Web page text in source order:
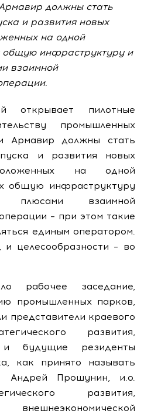
должны стать
и развития новых
на одной
общую инфраструктуру и
взаимной
открывает пилотные
промышленных
Армавир должны стать
и развития новых
на одной
общую инфраструктуру
плюсами взаимной
– при этом такие
единым оператором.
целесообразности – во
рабочее заседание,
промышленных парков,
представители краевого
развития,
и будущие резиденты
как принято называть
Андрей Прошунин, и.о.
развития,